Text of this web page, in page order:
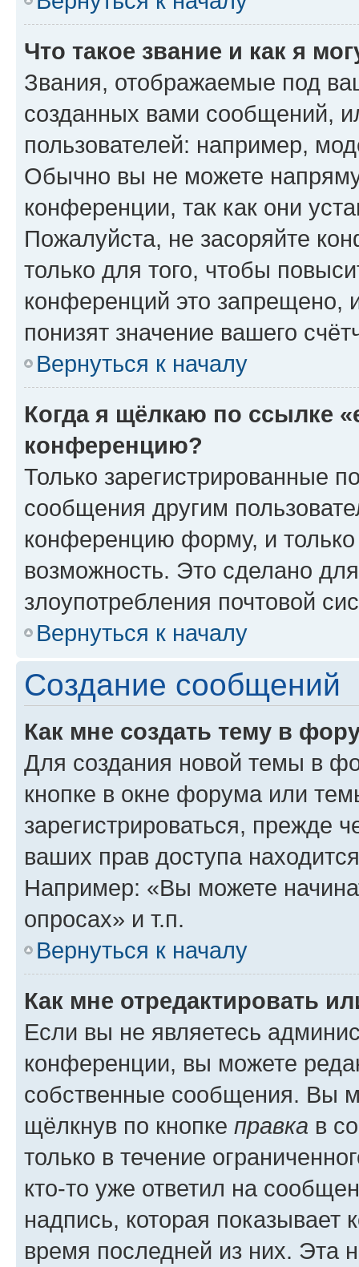
Что такое звание и как я
Звания, отображаемые под
созданных вами сообщений,
пользователей: например,
Обычно вы не можете
конференции, так как они
Пожалуйста, не засоряйте
только для того, чтобы
конференций это запрещено,
понизят значение вашего
Вернуться к началу
Когда я щёлкаю по ссылке
конференцию?
Только зарегистрированные
сообщения другим
конференцию форму, и
возможность. Это сделано
злоупотребления почтовой
Вернуться к началу
Создание сообщений
Как мне создать тему в
Для создания новой темы в
кнопке в окне форума или
зарегистрироваться, прежде
ваших прав доступа
Например: «Вы можете
опросах» и т.п.
Вернуться к началу
Как мне отредактировать
Если вы не являетесь
конференции, вы можете
собственные сообщения. Вы
щёлкнув по кнопке правка в
только в течение
кто-то уже ответил на
надпись, которая показывает
время последней из них. Эта